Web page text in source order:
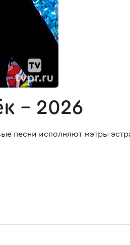
- 2026
песни исполняют мэтры